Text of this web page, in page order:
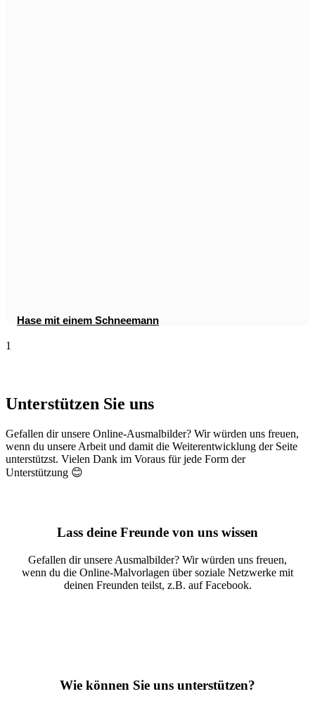
Hase mit einem Schneemann
Unterstützen Sie uns
Gefallen dir unsere Online-Ausmalbilder? Wir würden uns freuen,
wenn du unsere Arbeit und damit die Weiterentwicklung der Seite
unterstützst. Vielen Dank im Voraus für jede Form der
Unterstützung 😊
Lass deine Freunde von uns wissen
Gefallen dir unsere Ausmalbilder? Wir würden uns freuen,
wenn du die Online-Malvorlagen über soziale Netzwerke mit
deinen Freunden teilst, z.B. auf Facebook.
Wie können Sie uns unterstützen?